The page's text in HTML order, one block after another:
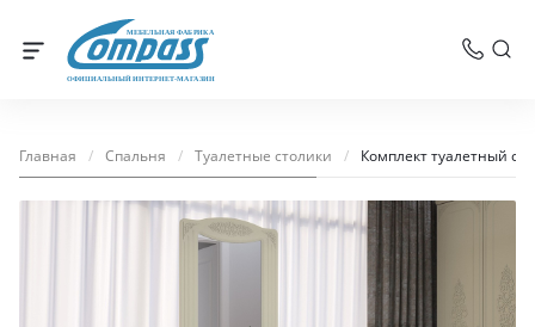
МЕБЕЛЬНАЯ ФАБРИКА
ОФИЦИАЛЬНЫЙ ИНТЕРНЕТ-МАГАЗИН
Главная / Спальня / Туалетные столики / Комплект туалетный